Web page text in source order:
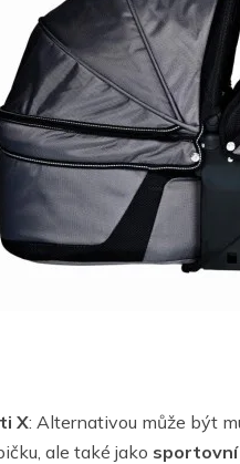
X: Alternativou může být
ale také jako sportovní